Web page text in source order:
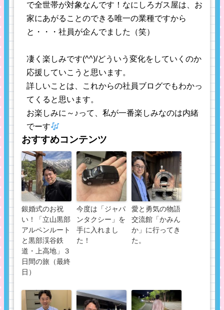
で全世帯が対象なんです！なにしろガス屋は、お
家にあがることのできる唯一の業種ですから
と・・・社員が企んでました（笑）
凄く楽しみです(^^)/どういう変化をしていくのか
応援していこうと思います。
詳しいことは、これからの社員ブログでもわかっ
てくると思います。
お楽しみに～♪って、私が一番楽しみなのは内緒
でーす
おすすめコンテンツ
銀婚式のお祝
い！「立山黒部
アルペンルート
と黒部渓谷鉄
道・上高地」３
日間の旅（最終
日）
今度は「ジャパ
ンタクシー」を
手に入れまし
た！
愛と勇気の物語
交流館「かみん
か」に行ってき
た。